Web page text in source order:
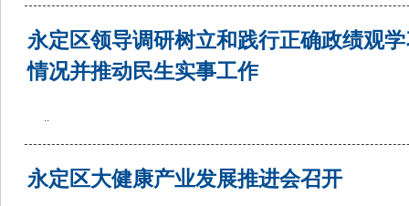
永定区领导调研树立和践行正确政绩观
情况并推动民生实事工作
..
永定区大健康产业发展推进会召开